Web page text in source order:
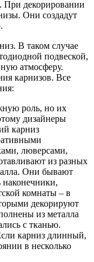
При декорировании
Они создадут
В таком случае
подвеской,
атмосферу.
карнизов. Все
роль, но их
дизайнеры
карниз
люверсами,
из разных
Они бывают
комнаты – в
декорируют
из металла
с тканью.
карниз длинный,
в несколько